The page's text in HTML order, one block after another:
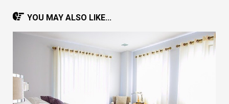
YOU MAY ALSO LIKE...